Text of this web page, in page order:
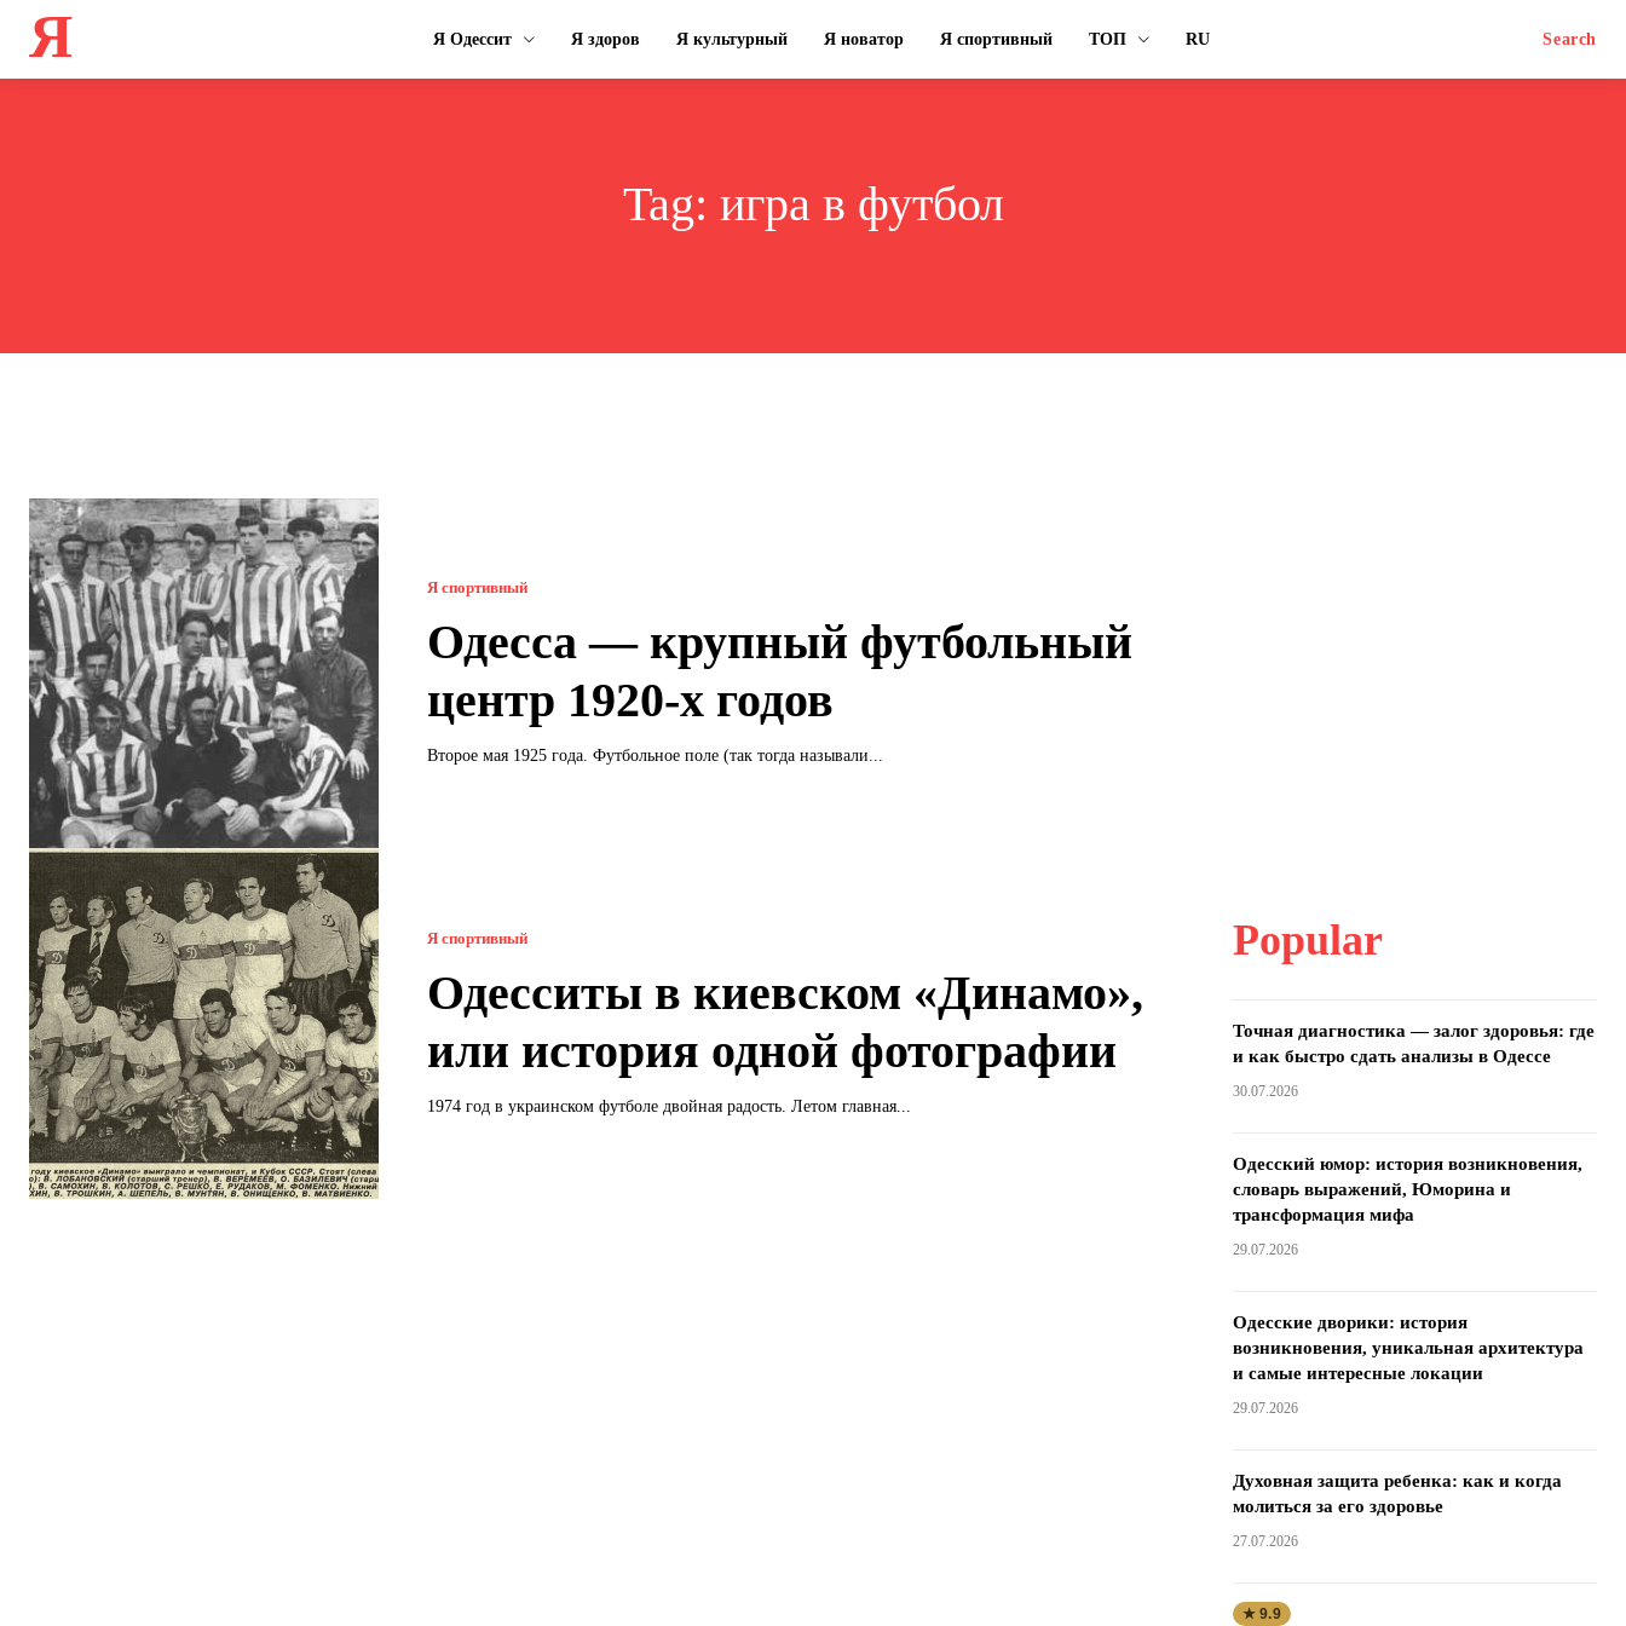
Я Я Одессит Я здоров Я культурный Я новатор Я спортивный ТОП RU Search
Tag: игра в футбол
Я спортивный
Одесса — крупный футбольный
центр 1920-х годов
Второе мая 1925 года. Футбольное поле (так тогда называли...
Я спортивный
Одесситы в киевском «Динамо»,
или история одной фотографии
1974 год в украинском футболе двойная радость. Летом главная...
Popular
Точная диагностика — залог здоровья: где
и как быстро сдать анализы в Одессе
30.07.2026
Одесский юмор: история возникновения,
словарь выражений, Юморина и
трансформация мифа
29.07.2026
Одесские дворики: история
возникновения, уникальная архитектура
и самые интересные локации
29.07.2026
Духовная защита ребенка: как и когда
молиться за его здоровье
27.07.2026
★ 9.9